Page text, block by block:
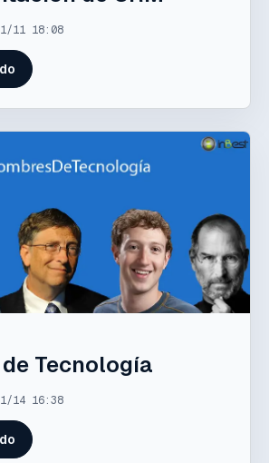
11 18:08
Tecnología
14 16:38